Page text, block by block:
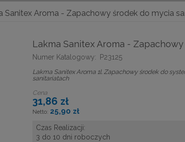
Sanitex Aroma - Zapachowy środek do mycia
Lakma Sanitex Aroma -
Numer Katalogowy: P23125
Lakma Sanitex Aroma 1l. Zapachowy środek do
sanitariatach
Cena
31,86 zł
25,90 zł
Czas Realizacji:
3 do 10 dni roboczych